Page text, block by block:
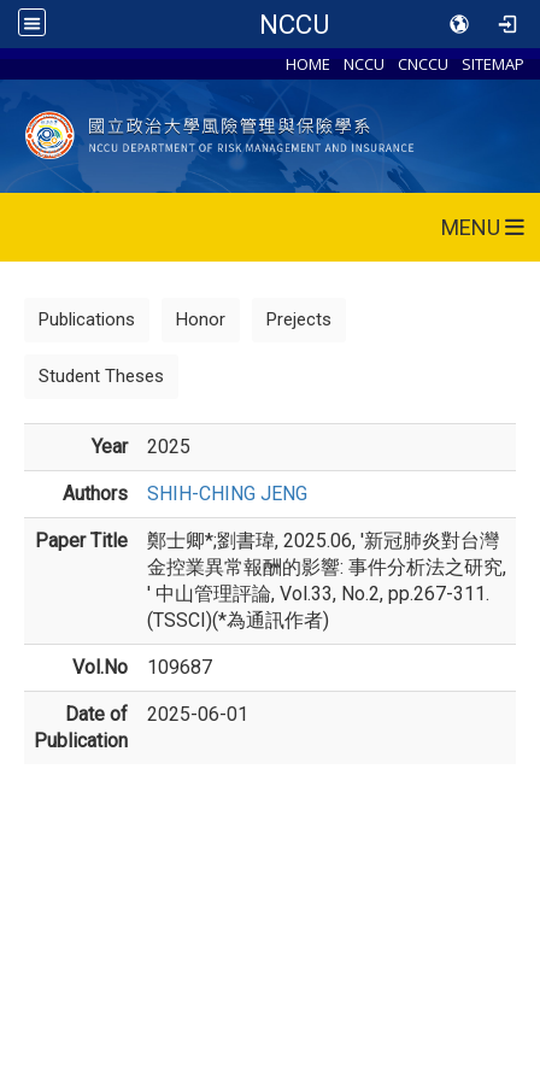
NCCU
HOME NCCU CNCCU SITEMAP
MENU
Publications Honor Prejects
Student Theses
Year 2025
Authors SHIH-CHING JENG
Paper Title
鄭士卿*;劉書瑋, 2025.06, '新冠肺炎對台灣
金控業異常報酬的影響: 事件分析法之研究,
' 中山管理評論, Vol.33, No.2, pp.267-311.
(TSSCI)(*為通訊作者)
Vol.No 109687
Date of
Publication
2025-06-01